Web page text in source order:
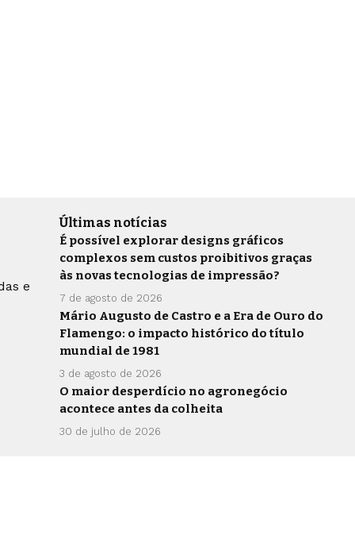
e
Últimas notícias
É possível explorar designs gráficos
complexos sem custos proibitivos graças
às novas tecnologias de impressão?
7 de agosto de 2026
Mário Augusto de Castro e a Era de Ouro do
Flamengo: o impacto histórico do título
mundial de 1981
3 de agosto de 2026
O maior desperdício no agronegócio
acontece antes da colheita
30 de julho de 2026